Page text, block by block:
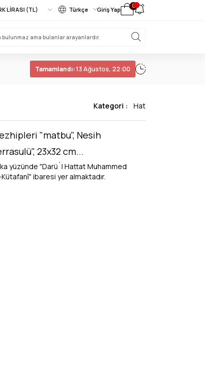
Türkçe Giriş Yap 0
Tamamlandı:13 Ağustos, 22:00
Kategori : Hat
"matbu", Nesih
23x32 cm...
yüzünde "Darü´l Hattat Muhammed
ibaresi yer almaktadır.